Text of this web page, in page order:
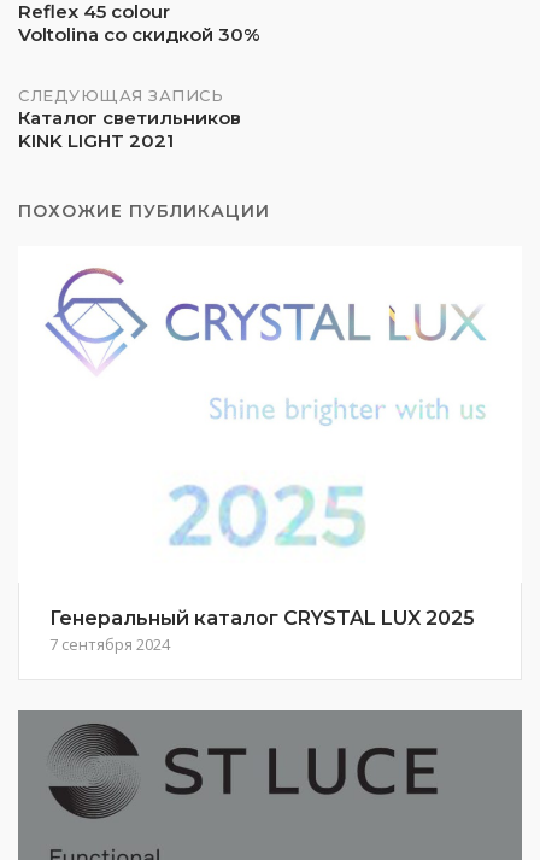
по
записям
Reflex 45 colour
Voltolina со скидкой 30%
СЛЕДУЮЩАЯ ЗАПИСЬ
Каталог светильников
KINK LIGHT 2021
ПОХОЖИЕ ПУБЛИКАЦИИ
Генеральный каталог CRYSTAL LUX 2025
7 сентября 2024